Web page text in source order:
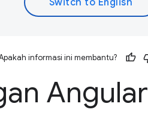
informasi ini membantu?
Angular